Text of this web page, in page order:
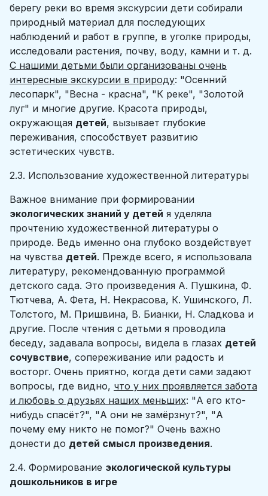
берегу реки во время экскурсии дети собирали
природный материал для последующих
наблюдений и работ в группе, в уголке природы,
исследовали растения, почву, воду, камни и т. д.
С нашими детьми были организованы очень
интересные экскурсии в природу: "Осенний
лесопарк", "Весна - красна", "К реке", "Золотой
луг" и многие другие. Красота природы,
окружающая детей, вызывает глубокие
переживания, способствует развитию
эстетических чувств.
2.3. Использование художественной литературы
Важное внимание при формировании
экологических знаний у детей я уделяла
прочтению художественной литературы о
природе. Ведь именно она глубоко воздействует
на чувства детей. Прежде всего, я использовала
литературу, рекомендованную программой
детского сада. Это произведения А. Пушкина, Ф.
Тютчева, А. Фета, Н. Некрасова, К. Ушинского, Л.
Толстого, М. Пришвина, В. Бианки, Н. Сладкова и
другие. После чтения с детьми я проводила
беседу, задавала вопросы, видела в глазах детей
сочувствие, сопереживание или радость и
восторг. Очень приятно, когда дети сами задают
вопросы, где видно, что у них проявляется забота
и любовь о друзьях наших меньших: "А его кто-
нибудь спасёт?", "А они не замёрзнут?", "А
почему ему никто не помог?" Очень важно
донести до детей смысл произведения.
2.4. Формирование экологической культуры
дошкольников в игре